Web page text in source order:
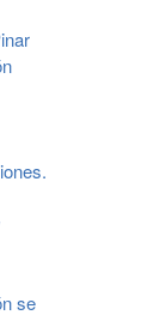
se